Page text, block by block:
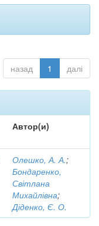
назад 1 далі
Автор(и)
Олешко, А. А.;
Бондаренко,
Світлана
Михайлівна;
Діденко, Є. О.